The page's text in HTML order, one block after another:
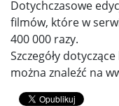
Dotychczasowe
filmów, które w
400 000 razy.
Szczegóły
można znaleźć na